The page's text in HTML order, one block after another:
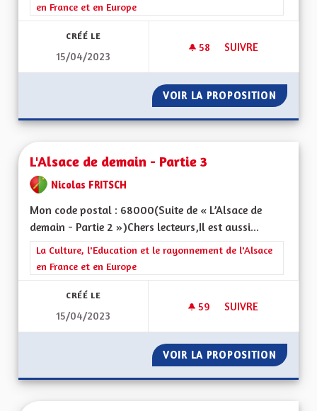
en France et en Europe
CRÉÉ LE
15/04/2023
58 58 ABONNÉS
SUIVRE
VOIR LA PROPOSITION
L'Alsace de demain - Partie 3
Nicolas FRITSCH
Mon code postal : 68000(Suite de « L’Alsace de
demain - Partie 2 »)Chers lecteurs,Il est aussi...
Filtrer les résultats de la catégorie : La Culture, l'Education et
La Culture, l'Education et le rayonnement de l'Alsace
en France et en Europe
CRÉÉ LE
15/04/2023
59 59 ABONNÉS
SUIVRE
VOIR LA PROPOSITION